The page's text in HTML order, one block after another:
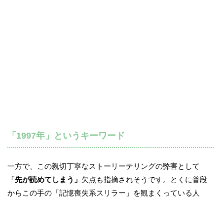
「1997年」というキーワード
一方で、この親切丁寧なストーリーテリングの弊害として
「先が読めてしまう」 欠点も指摘されそうです。とくに普段
からこの手の「記憶喪失系スリラー」を観まくっている人